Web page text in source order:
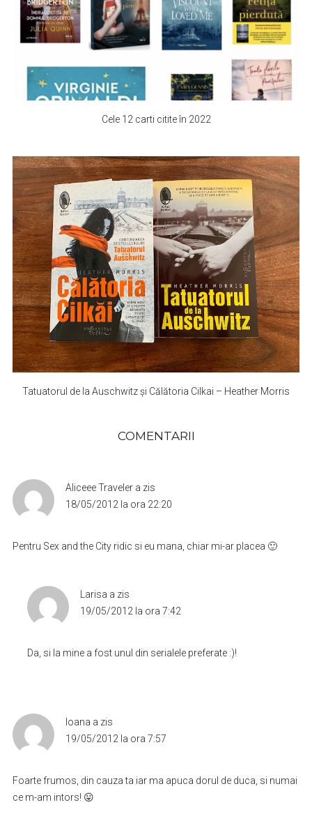
Cele 12 carti citite în 2022
Tatuatorul de la Auschwitz și Călătoria Cilkai – Heather Morris
COMENTARII
Aliceee Traveler a zis
18/05/2012 la ora 22:20
Pentru Sex and the City ridic si eu mana, chiar mi-ar placea 🙂
Larisa a zis
19/05/2012 la ora 7:42
Da, si la mine a fost unul din serialele preferate :)!
Ioana a zis
19/05/2012 la ora 7:57
Foarte frumos, din cauza ta iar ma apuca dorul de duca, si numai
ce m-am intors! 😛